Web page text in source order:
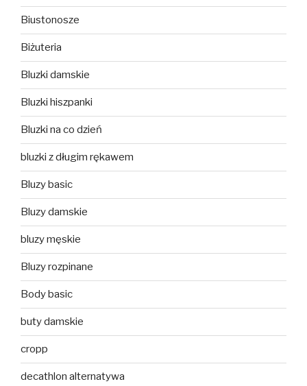
Biustonosze
Biżuteria
Bluzki damskie
Bluzki hiszpanki
Bluzki na co dzień
bluzki z długim rękawem
Bluzy basic
Bluzy damskie
bluzy męskie
Bluzy rozpinane
Body basic
buty damskie
cropp
decathlon alternatywa